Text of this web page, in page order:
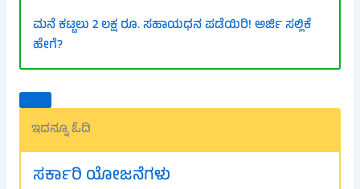
ಮನೆ ಕಟ್ಟಲು 2 ಲಕ್ಷ ರೂ. ಸಹಾಯಧನ ಪಡೆಯಿರಿ! ಅರ್ಜಿ ಸಲ್ಲಿಕೆ
ಹೇಗೆ?
ಇದನ್ನೂ ಓದಿ
ಸರ್ಕಾರಿ ಯೋಜನೆಗಳು